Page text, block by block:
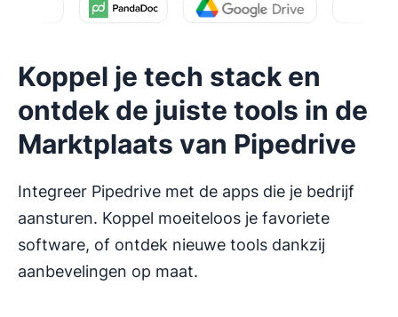
Koppel je tech stack en
ontdek de juiste tools in de
Marktplaats van Pipedrive
Integreer Pipedrive met de apps die je bedrijf
aansturen. Koppel moeiteloos je favoriete
software, of ontdek nieuwe tools dankzij
aanbevelingen op maat.